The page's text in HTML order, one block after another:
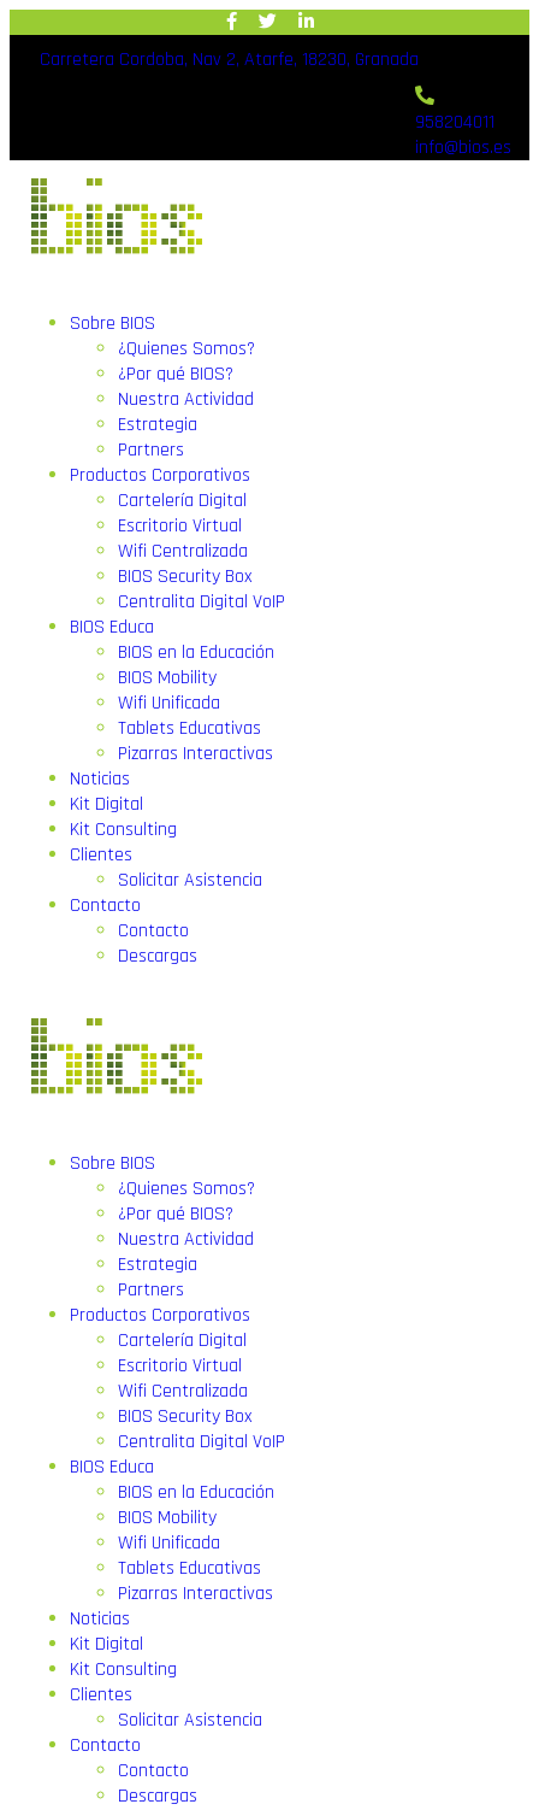
Carretera Cordoba, Nav 2, Atarfe, 18230, Granada
958204011
info@bios.es
Sobre BIOS
¿Quienes Somos?
¿Por qué BIOS?
Nuestra Actividad
Estrategia
Partners
Productos Corporativos
Cartelería Digital
Escritorio Virtual
Wifi Centralizada
BIOS Security Box
Centralita Digital VoIP
BIOS Educa
BIOS en la Educación
BIOS Mobility
Wifi Unificada
Tablets Educativas
Pizarras Interactivas
Noticias
Kit Digital
Kit Consulting
Clientes
Solicitar Asistencia
Contacto
Contacto
Descargas
Sobre BIOS
¿Quienes Somos?
¿Por qué BIOS?
Nuestra Actividad
Estrategia
Partners
Productos Corporativos
Cartelería Digital
Escritorio Virtual
Wifi Centralizada
BIOS Security Box
Centralita Digital VoIP
BIOS Educa
BIOS en la Educación
BIOS Mobility
Wifi Unificada
Tablets Educativas
Pizarras Interactivas
Noticias
Kit Digital
Kit Consulting
Clientes
Solicitar Asistencia
Contacto
Contacto
Descargas